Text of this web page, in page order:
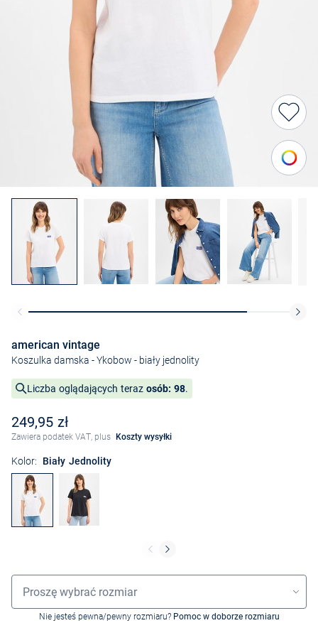
american vintage
Koszulka damska - Ykobow - biały jednolity
Liczba oglądających teraz osób: 98.
249,95 zł
Zawiera podatek VAT, plus Koszty wysyłki
Kolor: Biały Jednolity
Wybór rozmiaru
Proszę wybrać rozmiar
Nie jesteś pewna/pewny rozmiaru? Pomoc w doborze rozmiaru